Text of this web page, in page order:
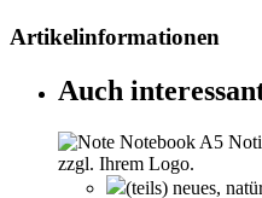
Artikelinformationen
Auch
(teils) neues,